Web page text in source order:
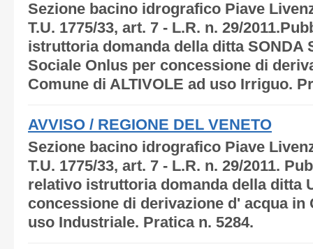
Sezione bacino idrografico Piave
T.U. 1775/33, art. 7 - L.R. n. 29/
istruttoria domanda della ditta SONDA
Sociale Onlus per concessione di
Comune di ALTIVOLE ad uso Irriguo.
AVVISO / REGIONE DEL VENETO
Sezione bacino idrografico Piave
T.U. 1775/33, art. 7 - L.R. n. 29/2011.
relativo istruttoria domanda della ditta
concessione di derivazione d' acqua in
uso Industriale. Pratica n. 5284.